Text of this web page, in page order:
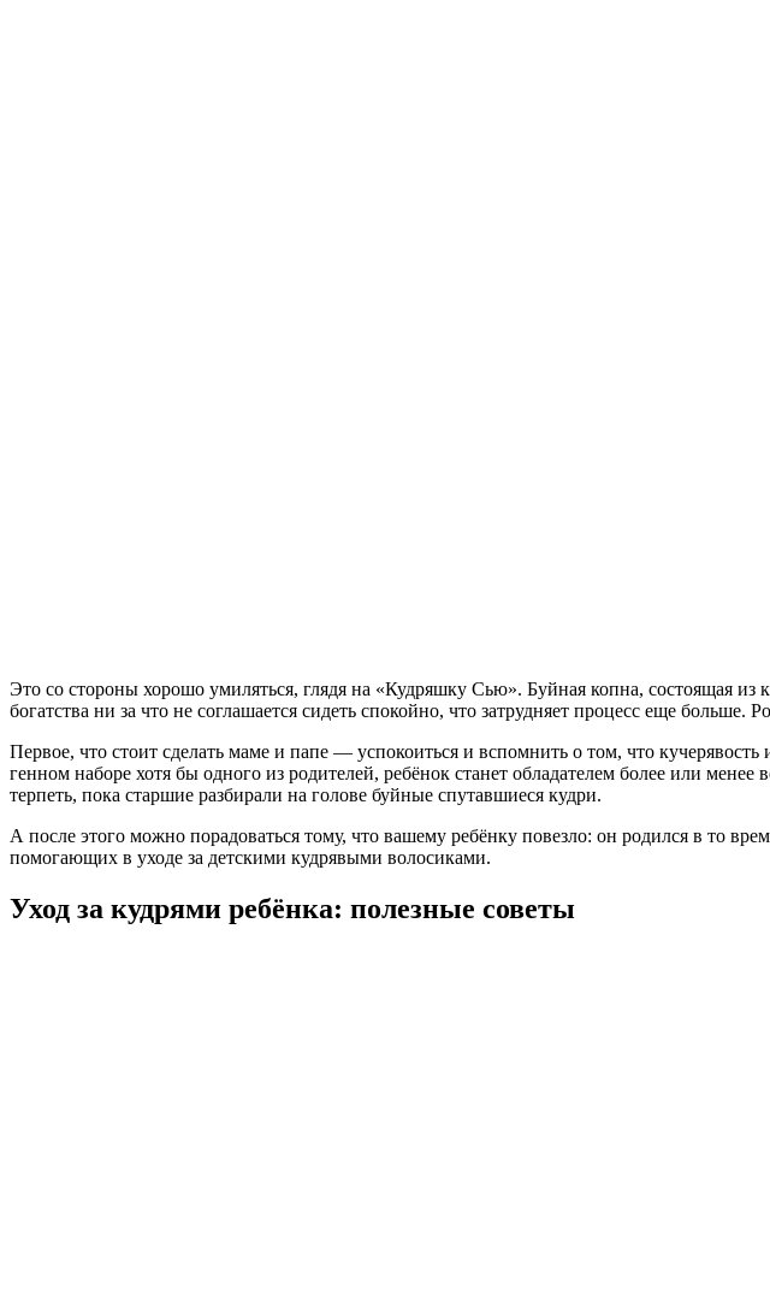
Это со стороны хорошо умиляться, глядя на «Кудряшку Сью». Буйная копна, состоящая из
богатства ни за что не соглашается сидеть спокойно, что затрудняет процесс еще
Первое, что стоит сделать маме и папе — успокоиться и вспомнить о том, что
генном наборе хотя бы одного из родителей, ребёнок станет обладателем более или
терпеть, пока старшие разбирали на голове буйные спутавшиеся кудри.
А после этого можно порадоваться тому, что вашему ребёнку повезло: он родился в то
помогающих в уходе за детскими кудрявыми волосиками.
Уход за кудрями ребёнка: полезные советы